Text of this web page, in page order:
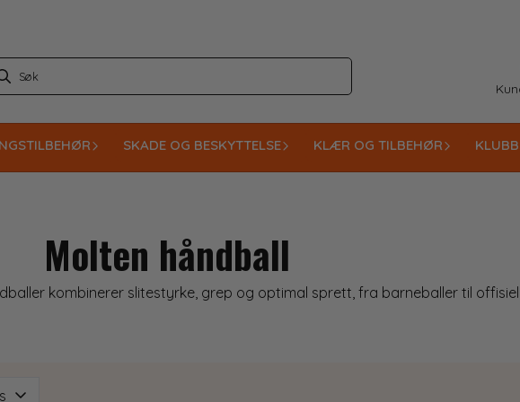
SKADE OG BESKYTTELSE KLÆR OG TILBEHØR
Molten håndball
kombinerer slitestyrke, grep og optimal sprett, fra barneballer til